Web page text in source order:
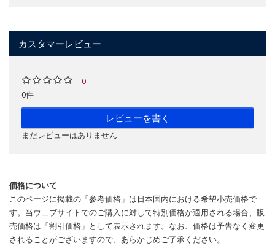
カスタマーレビュー
0
0件
レビューを書く
まだレビューはありません
価格について
このページに掲載の「参考価格」は日本国内における希望小売価格で
す。当ウェブサイトでのご購入に対して特別価格が適用される場合、販
売価格は「割引価格」として表示されます。なお、価格は予告なく変更
されることがございますので、あらかじめご了承ください。